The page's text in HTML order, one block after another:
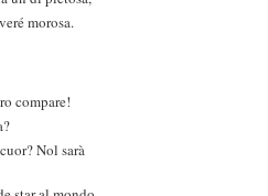
morosa.
compare!
Nol sarà